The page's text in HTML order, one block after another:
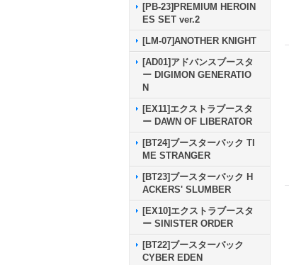
[PB-23]PREMIUM HEROIN
ES SET ver.2
[LM-07]ANOTHER KNIGHT
[AD01]アドバンスブースタ
ー DIGIMON GENERATIO
N
[EX11]エクストラブースタ
ー DAWN OF LIBERATOR
[BT24]ブースターパック TI
ME STRANGER
[BT23]ブースターパック H
ACKERS' SLUMBER
[EX10]エクストラブースタ
ー SINISTER ORDER
[BT22]ブースターパック
CYBER EDEN